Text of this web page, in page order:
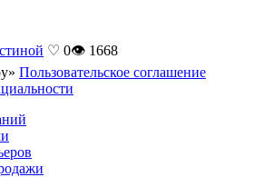
♡ 0👁 1668
Пользовательское соглашение